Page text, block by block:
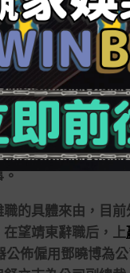
職，也意味著董
是張彥斌就向強調
時過早，能夠格力內
董事會成員仍是
，即：董明珠、張偉
董事，以及劉姝威、
。
具體來由，目前
望靖東辭職后，上
公佈僱用鄧曉博為